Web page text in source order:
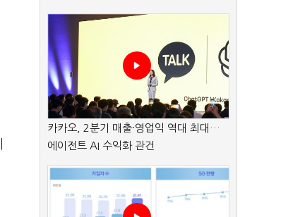
카카오, 2분기 매출·영업익 역대 최대…
에이전트 AI 수익화 관건